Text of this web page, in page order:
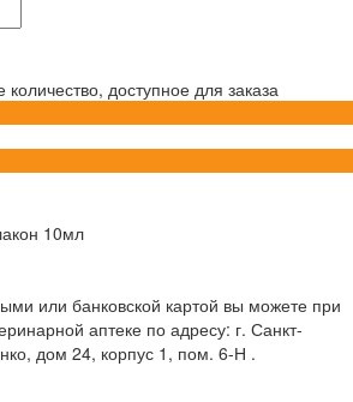
доступное для заказа
10мл
или банковской картой вы можете при
аптеке по адресу: г. Санкт-
дом 24, корпус 1, пом. 6-Н .